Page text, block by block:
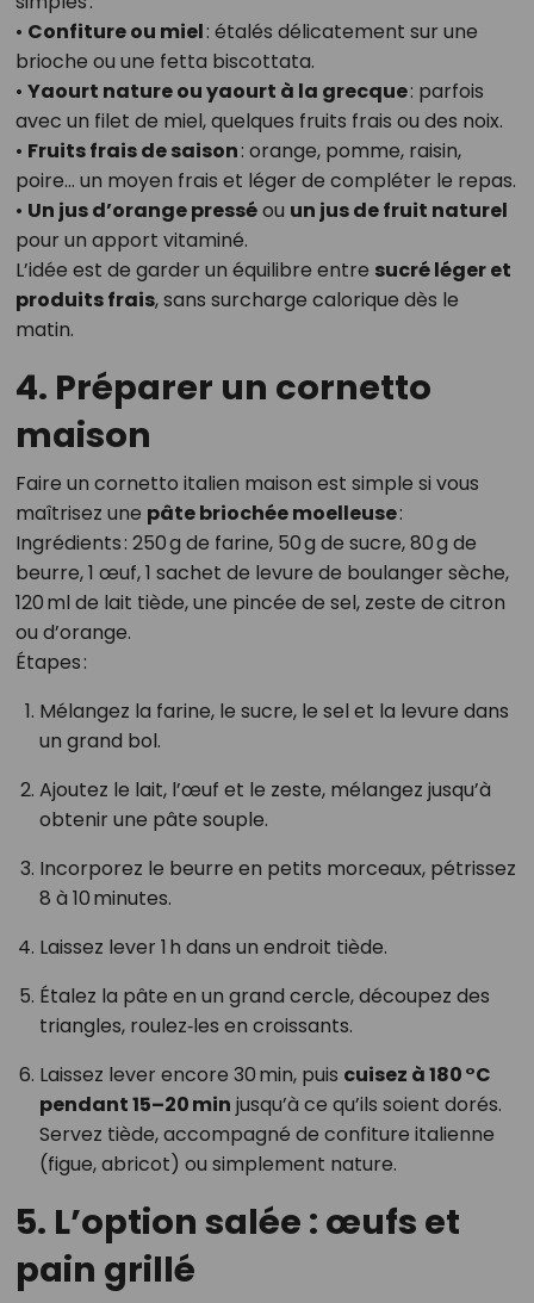
• Confiture ou miel: étalés délicatement sur une
brioche ou une fetta biscottata.
• Yaourt nature ou yaourt à la grecque: parfois
avec un filet de miel, quelques fruits frais ou des noix.
• Fruits frais de saison: orange, pomme, raisin,
poire… un moyen frais et léger de compléter le repas.
• Un jus d’orange presséou un jus de fruit naturel
pour un apport vitaminé.
L’idée est de garder un équilibre entre sucré léger et
produits frais, sans surcharge calorique dès le
matin.
4. Préparer un cornetto
maison
Faire un cornetto italien maison est simple si vous
maîtrisez une pâte briochée moelleuse:
Ingrédients : 250 g de farine, 50 g de sucre, 80 g de
beurre, 1 œuf, 1 sachet de levure de boulanger sèche,
120 ml de lait tiède, une pincée de sel, zeste de citron
ou d’orange.
Étapes :
Mélangez la farine, le sucre, le sel et la levure dans
un grand bol.
Ajoutez le lait, l’œuf et le zeste, mélangez jusqu’à
obtenir une pâte souple.
Incorporez le beurre en petits morceaux, pétrissez
8 à 10 minutes.
Laissez lever 1 h dans un endroit tiède.
Étalez la pâte en un grand cercle, découpez des
triangles, roulez‑les en croissants.
Laissez lever encore 30 min, puis cuisez à 180 °C
pendant 15–20 min jusqu’à ce qu’ils soient dorés.
Servez tiède, accompagné de confiture italienne
(figue, abricot) ou simplement nature.
5. L’option salée : œufs et
pain grillé